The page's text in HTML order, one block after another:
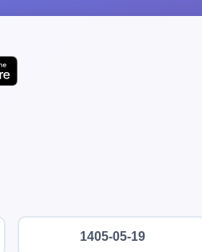
1405-05-19